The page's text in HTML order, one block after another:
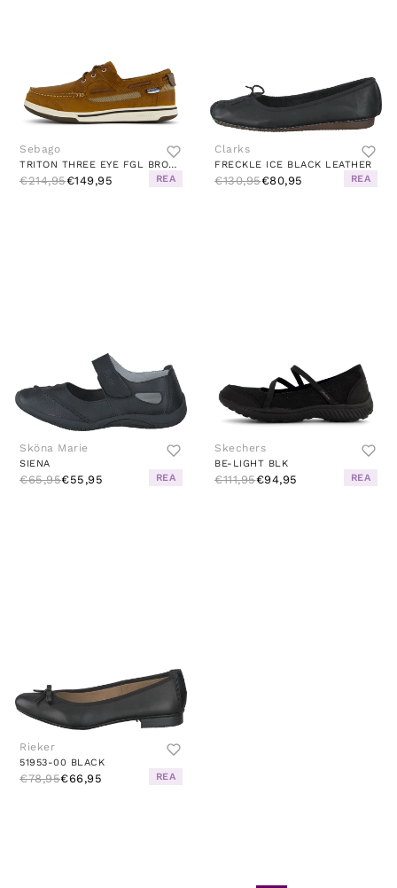
Sebago
TRITON THREE EYE FGL BROWN CINNAMON
€214,95€149,95 REA
Clarks
FRECKLE ICE BLACK LEATHER
€130,95€80,95 REA
Sköna Marie
SIENA
€65,95€55,95 REA
Skechers
BE-LIGHT BLK
€111,95€94,95 REA
Rieker
51953-00 BLACK
€78,95€66,95 REA